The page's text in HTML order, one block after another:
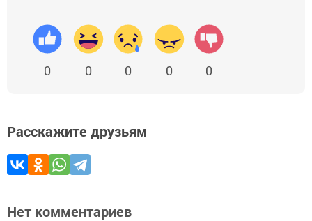
0 0 0 0 0
Расскажите друзьям
Нет комментариев